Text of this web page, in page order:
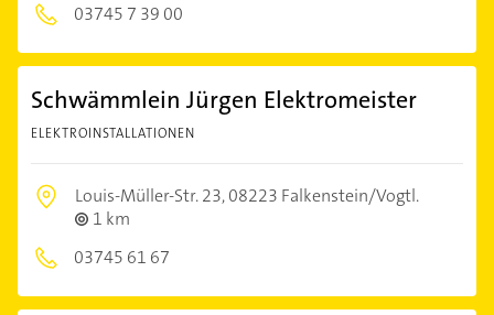
03745 7 39 00
Schwämmlein Jürgen Elektromeister
ELEKTROINSTALLATIONEN
Louis-Müller-Str. 23,08223 Falkenstein/Vogtl.
1 km
03745 61 67